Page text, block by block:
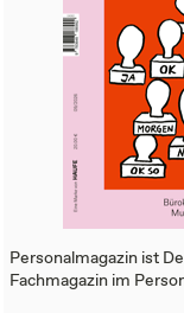
Personalmagazin ist
Fachmagazin im